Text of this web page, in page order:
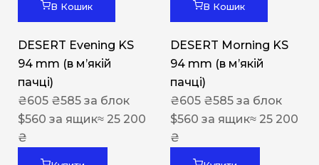
В Кошик
DESERT Evening KS
94 mm (в мʼякій
пачці)
₴605 ₴585 за блок
$560 за ящик≈ 25 200
₴
В Кошик
DESERT Morning KS
94 mm (в мʼякій
пачці)
₴605 ₴585 за блок
$560 за ящик≈ 25 200
₴